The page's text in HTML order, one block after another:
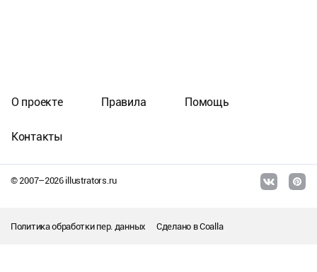
© 2007–2026illustrators.ru
О проекте Правила Помощь
Контакты
Политика обработки пер. данных Сделано вCoalla